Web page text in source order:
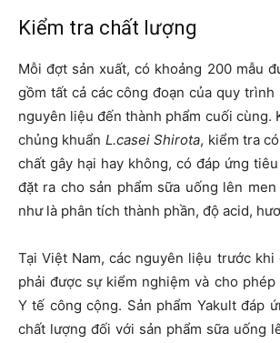
Kiểm tra chất lượng
Mỗi đợt sản xuất, có khoảng 200 mẫu
gồm tất cả các công đoạn của quy trình
nguyên liệu đến thành phẩm cuối cùng.
chủng khuẩn L.casei Shirota, kiểm tra
chất gây hại hay không, có đáp ứng
đặt ra cho sản phẩm sữa uống lên
như là phân tích thành phần, độ acid,
Tại Việt Nam, các nguyên liệu trước khi
phải được sự kiểm nghiệm và cho phép
Y tế công cộng. Sản phẩm Yakult đáp
chất lượng đối với sản phẩm sữa uống